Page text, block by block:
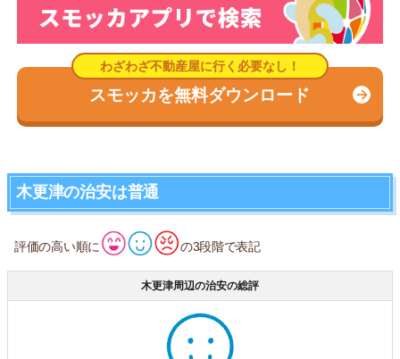
スモッカを無料ダウンロード
木更津の治安は普通
評価の高い順に の3段階で表記
木更津周辺の治安の総評